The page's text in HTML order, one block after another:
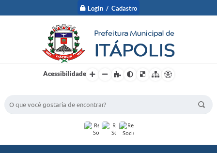
Login / Cadastro
Acessibilidade